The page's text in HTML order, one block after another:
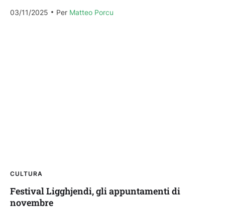
03/11/2025
Per Matteo Porcu
CULTURA
Festival Ligghjendi, gli appuntamenti di
novembre